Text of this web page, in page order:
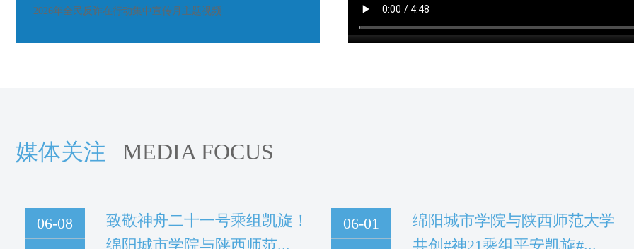
2026年全民反诈在行动集中宣传月主题视频
媒体关注 MEDIA FOCUS
06-08
致敬神舟二十一号乘组凯旋！
绵阳城市学院与陕西师范...
06-01
绵阳城市学院与陕西师范大学
共创#神21乘组平安凯旋#...